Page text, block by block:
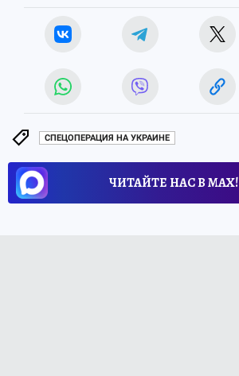
СПЕЦОПЕРАЦИЯ НА УКРАИНЕ
ЧИТАЙТЕ НАС В МАХ!